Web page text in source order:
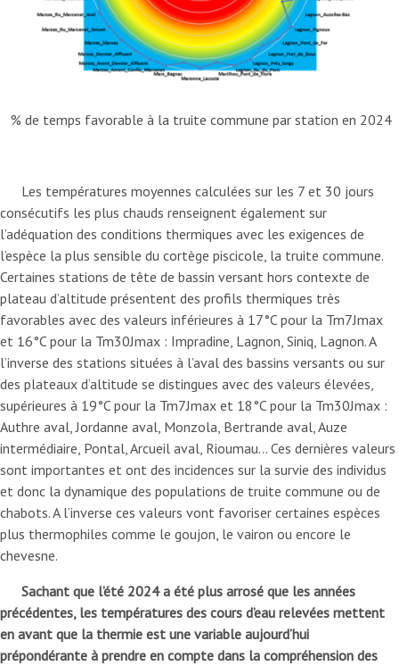
% de temps favorable à la truite commune par station en 2024
Les températures moyennes calculées sur les 7 et 30 jours
consécutifs les plus chauds renseignent également sur
l’adéquation des conditions thermiques avec les exigences de
l’espèce la plus sensible du cortège piscicole, la truite commune.
Certaines stations de tête de bassin versant hors contexte de
plateau d’altitude présentent des profils thermiques très
favorables avec des valeurs inférieures à 17°C pour la Tm7Jmax
et 16°C pour la Tm30Jmax : Impradine, Lagnon, Siniq, Lagnon. A
l’inverse des stations situées à l’aval des bassins versants ou sur
des plateaux d’altitude se distingues avec des valeurs élevées,
supérieures à 19°C pour la Tm7Jmax et 18°C pour la Tm30Jmax :
Authre aval, Jordanne aval, Monzola, Bertrande aval, Auze
intermédiaire, Pontal, Arcueil aval, Rioumau… Ces dernières valeurs
sont importantes et ont des incidences sur la survie des individus
et donc la dynamique des populations de truite commune ou de
chabots. A l’inverse ces valeurs vont favoriser certaines espèces
plus thermophiles comme le goujon, le vairon ou encore le
chevesne.
Sachant que l’été 2024 a été plus arrosé que les années
précédentes, les températures des cours d’eau relevées mettent
en avant que la thermie est une variable aujourd’hui
prépondérante à prendre en compte dans la compréhension des